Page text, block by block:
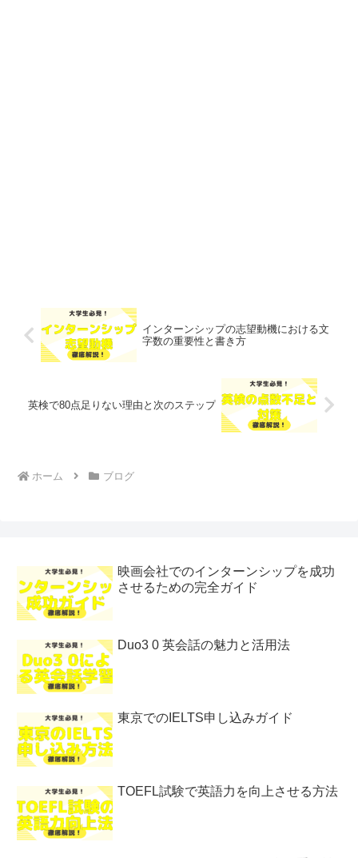
インターンシップの志望動機における文
字数の重要性と書き方
英検で80点足りない理由と次のステップ
ホーム ブログ
映画会社でのインターンシップを成功
させるための完全ガイド
Duo3 0 英会話の魅力と活用法
東京でのIELTS申し込みガイド
TOEFL試験で英語力を向上させる方法